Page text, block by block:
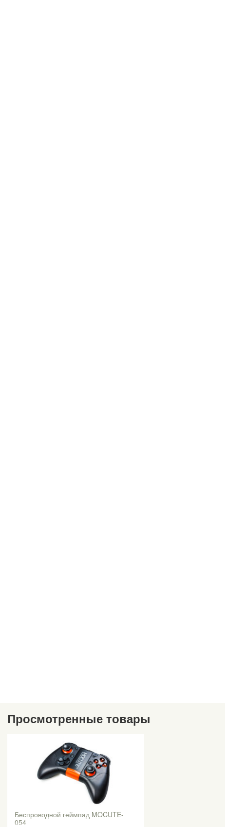
Просмотренные товары
Беспроводной геймпад MOCUTE-
054